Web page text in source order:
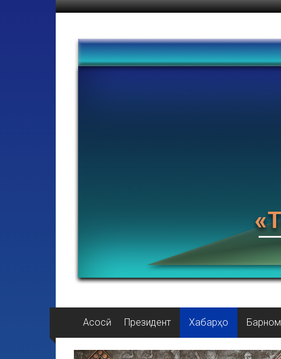
Асосӣ Президент Хабарҳо